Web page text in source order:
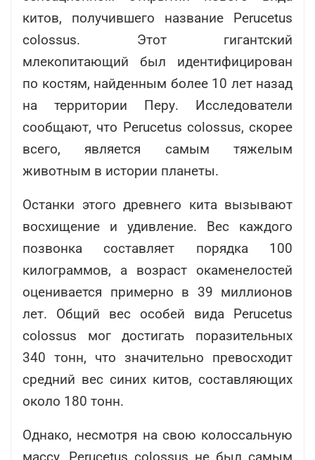
китов, получившего название Perucetus
colossus. Этот гигантский
млекопитающий был идентифицирован
по костям, найденным более 10 лет назад
на территории Перу. Исследователи
сообщают, что Perucetus colossus, скорее
всего, является самым тяжелым
животным в истории планеты.
Останки этого древнего кита вызывают
восхищение и удивление. Вес каждого
позвонка составляет порядка 100
килограммов, а возраст окаменелостей
оценивается примерно в 39 миллионов
лет. Общий вес особей вида Perucetus
colossus мог достигать поразительных
340 тонн, что значительно превосходит
средний вес синих китов, составляющих
около 180 тонн.
Однако, несмотря на свою колоссальную